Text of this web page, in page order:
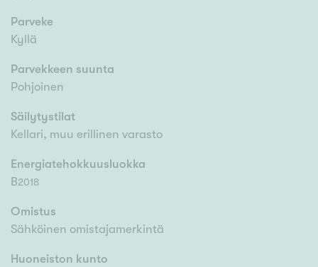
Parveke
Kyllä
Parvekkeen suunta
Pohjoinen
Säilytystilat
Kellari, muu erillinen varasto
Energiatehokkuusluokka
B2018
Omistus
Sähköinen omistajamerkintä
Huoneiston kunto